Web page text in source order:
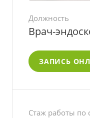
Должность
Врач-
ЗАПИСЬ
Стаж работы по